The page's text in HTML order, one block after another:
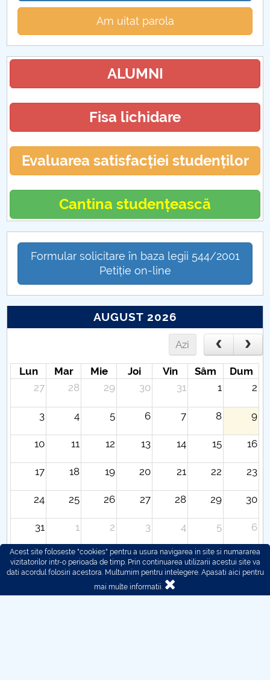
Am uitat parola
ALUMNI
Fisa lichidare
Evaluarea satisfacției studenților
Cantina studențească
Formular solicitare în baza legii 544/2001
Petiție on-line
AUGUST 2026
Azi
Lun Mar Mie Joi Vin Sâm
Dum
27
28 29 30 31 1 2
3 4 5 6 7 8 9
10 11 12 13 14 15 16
17 18 19 20 21 22 23
24 25 26 27 28 29 30
31 1 2 3 4 5 6
Acest site foloseste "cookies" pentru a usura navigarea in site si numararea
vizitatorilor intr-o perioada de timp. Prin continuarea utilizarii acestui site va
dati acordul folosiri acestora. Multumim pentru intelegere. Apasati aici pentru
mai multe informatii.